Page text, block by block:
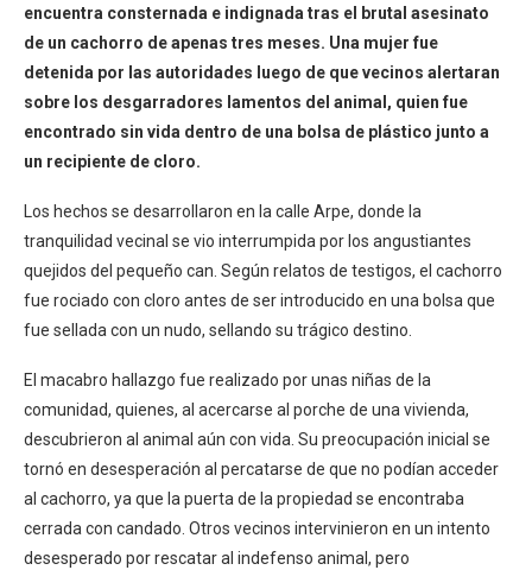
encuentra consternada e indignada tras el brutal asesinato
de un cachorro de apenas tres meses. Una mujer fue
detenida por las autoridades luego de que vecinos alertaran
sobre los desgarradores lamentos del animal, quien fue
encontrado sin vida dentro de una bolsa de plástico junto a
un recipiente de cloro.
Los hechos se desarrollaron en la calle Arpe, donde la
tranquilidad vecinal se vio interrumpida por los angustiantes
quejidos del pequeño can. Según relatos de testigos, el cachorro
fue rociado con cloro antes de ser introducido en una bolsa que
fue sellada con un nudo, sellando su trágico destino.
El macabro hallazgo fue realizado por unas niñas de la
comunidad, quienes, al acercarse al porche de una vivienda,
descubrieron al animal aún con vida. Su preocupación inicial se
tornó en desesperación al percatarse de que no podían acceder
al cachorro, ya que la puerta de la propiedad se encontraba
cerrada con candado. Otros vecinos intervinieron en un intento
desesperado por rescatar al indefenso animal, pero